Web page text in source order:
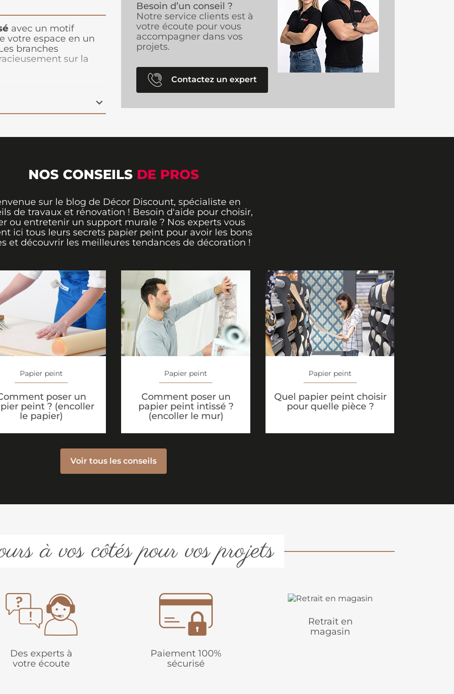
avec un motif
votre espace en un
branches
sur la
murale
profond de la nature
pratique pour
Besoin d’un conseil ?
Notre service clients est à
votre écoute pour vous
accompagner dans vos
projets.
Contactez un expert
NOS CONSEILS DE PROS
sur le blog de Décor Discount, spécialiste en
de travaux et rénovation ! Besoin d'aide pour choisir,
ou entretenir un support murale ? Nos experts vous
ici tous leurs secrets papier peint pour avoir les bons
et découvrir les meilleures tendances de décoration !
Papier peint
poser un
peint ? (encoller
le papier)
Papier peint
Comment poser un
papier peint intissé ?
(encoller le mur)
Papier peint
Quel papier peint choisir
pour quelle pièce ?
Voir tous les conseils
à vos côtés pour vos projets
Des experts à
votre écoute
Paiement 100%
sécurisé
Retrait en
magasin